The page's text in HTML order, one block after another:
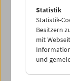
Statistik
Statistik-
Besitzern
mit
und